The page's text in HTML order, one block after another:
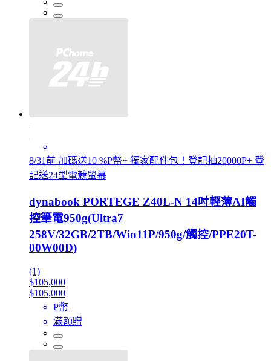
8/31前 加碼送10 %P幣+ 獨家配件包！登記抽20000P+ 登
記送24型電競螢幕
dynabook PORTEGE Z40L-N 14吋輕薄AI觸
控筆電950g(Ultra7
258V/32GB/2TB/Win11P/950g/觸控/PPE20T-
00W00D)
(1)
$105,000
$105,000
P幣
滿額贈